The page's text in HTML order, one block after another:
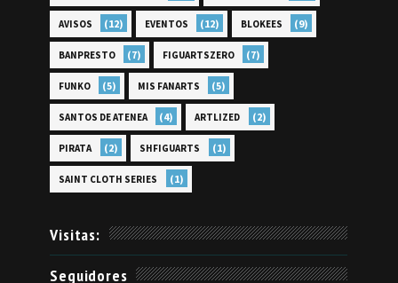
AVISOS (12) EVENTOS (12) BLOKEES (9)
BANPRESTO (7) FIGUARTSZERO (7)
FUNKO (5) MIS FANARTS (5)
SANTOS DE ATENEA (4) ARTLIZED (2)
PIRATA (2) SHFIGUARTS (1)
SAINT CLOTH SERIES (1)
Visitas:
Seguidores